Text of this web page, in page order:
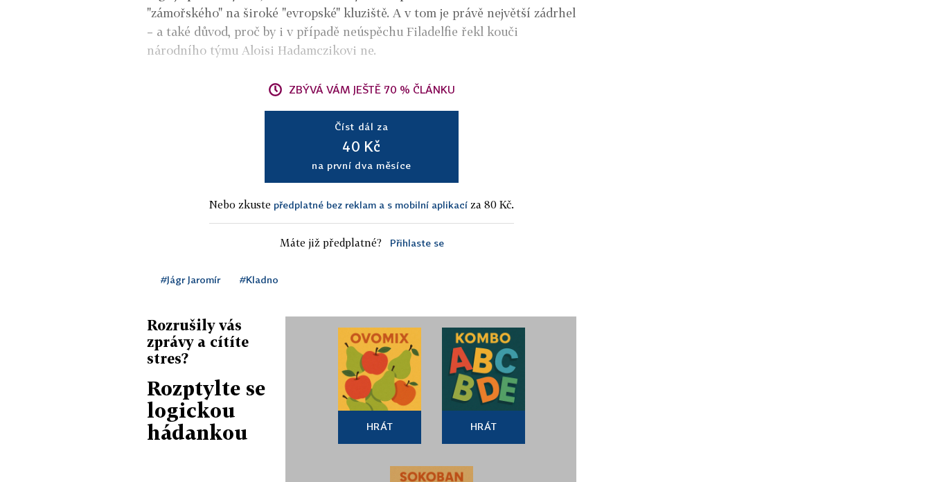
"zámořského" na široké "evropské" kluziště. A v tom je právě největší zádrhel
– a také důvod, proč by i v případě neúspěchu Filadelfie řekl kouči
národního týmu Aloisi Hadamczikovi ne.
ZBÝVÁ VÁM JEŠTĚ 70 % ČLÁNKU
Číst dál za
40 Kč
na první dva měsíce
Nebo zkuste předplatné bez reklam a s mobilní aplikací za 80 Kč.
Máte již předplatné? Přihlaste se
#Jágr Jaromír #Kladno
Rozrušily vás
zprávy a cítíte
stres?
Rozptylte se
logickou
hádankou
HRÁT HRÁT